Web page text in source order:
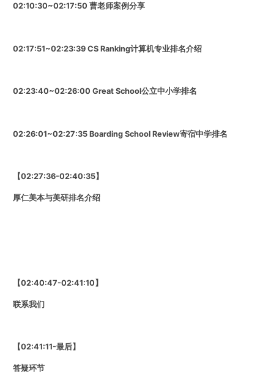
02:10:30~02:17:50 曹老师案例分享
02:17:51~02:23:39 CS Ranking计算机专业排名介绍
02:23:40~02:26:00 Great School公立中小学排名
02:26:01~02:27:35 Boarding School Review寄宿中学排名
【02:27:36-02:40:35】
厚仁美本与美研排名介绍
【02:40:47-02:41:10】
联系我们
【02:41:11-最后】
答疑环节